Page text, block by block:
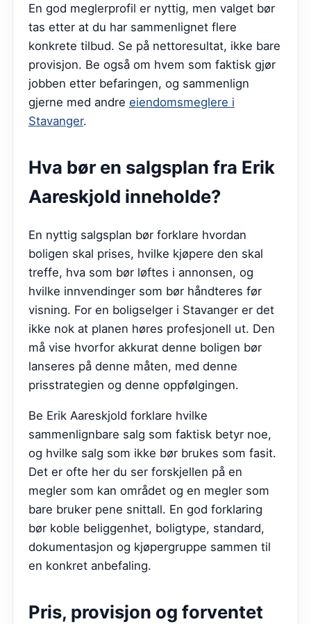
En god meglerprofil er nyttig, men valget bør
tas etter at du har sammenlignet flere
konkrete tilbud. Se på nettoresultat, ikke bare
provisjon. Be også om hvem som faktisk gjør
jobben etter befaringen, og sammenlign
gjerne med andre eiendomsmeglere i
Stavanger.
Hva bør en salgsplan fra Erik
Aareskjold inneholde?
En nyttig salgsplan bør forklare hvordan
boligen skal prises, hvilke kjøpere den skal
treffe, hva som bør løftes i annonsen, og
hvilke innvendinger som bør håndteres før
visning. For en boligselger i Stavanger er det
ikke nok at planen høres profesjonell ut. Den
må vise hvorfor akkurat denne boligen bør
lanseres på denne måten, med denne
prisstrategien og denne oppfølgingen.
Be Erik Aareskjold forklare hvilke
sammenlignbare salg som faktisk betyr noe,
og hvilke salg som ikke bør brukes som fasit.
Det er ofte her du ser forskjellen på en
megler som kan området og en megler som
bare bruker pene snittall. En god forklaring
bør koble beliggenhet, boligtype, standard,
dokumentasjon og kjøpergruppe sammen til
en konkret anbefaling.
Pris, provisjon og forventet